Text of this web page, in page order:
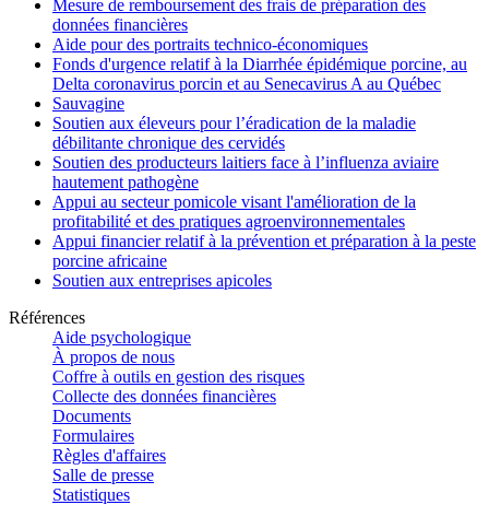
Mesure de remboursement des frais de préparation des
données financières
Aide pour des portraits technico-économiques
Fonds d'urgence relatif à la Diarrhée épidémique porcine, au
Delta coronavirus porcin et au Senecavirus A au Québec
Sauvagine
Soutien aux éleveurs pour l’éradication de la maladie
débilitante chronique des cervidés
Soutien des producteurs laitiers face à l’influenza aviaire
hautement pathogène
Appui au secteur pomicole visant l'amélioration de la
profitabilité et des pratiques agroenvironnementales
Appui financier relatif à la prévention et préparation à la peste
porcine africaine
Soutien aux entreprises apicoles
Références
Aide psychologique
À propos de nous
Coffre à outils en gestion des risques
Collecte des données financières
Documents
Formulaires
Règles d'affaires
Salle de presse
Statistiques